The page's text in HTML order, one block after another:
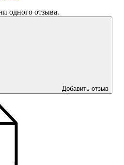
одного отзыва.
Добавить отзыв